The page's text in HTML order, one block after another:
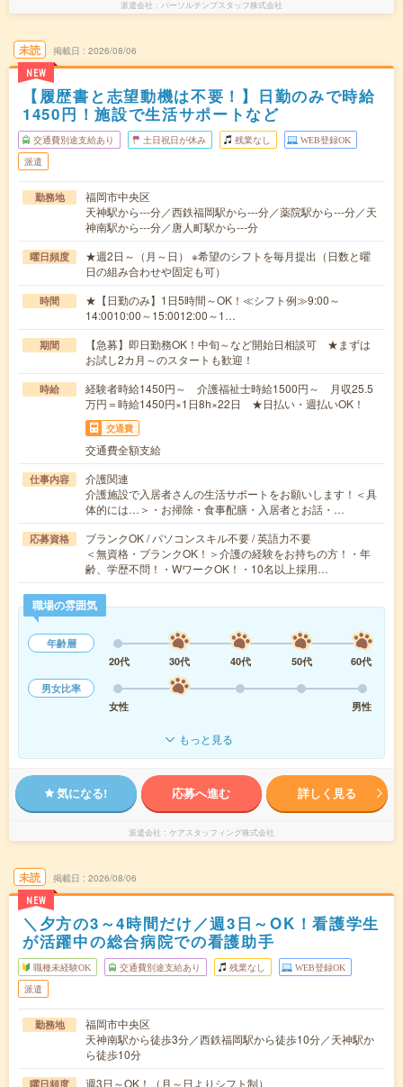
派遣会社 パーソルテンプスタッフ株式会社
未読
NEW
掲載日 2026/08/06
【履歴書と志望動機は不要！】日勤のみで時給
1450円！施設で生活サポートなど
交通費別途支給あり 土日祝日が休み 残業なし WEB登録OK
派遣
勤務地
福岡市中央区
天神駅から---分／西鉄福岡駅から---分／薬院駅から---分／天
神南駅から---分／唐人町駅から---分
曜日頻度
★週2日～（月～日） ※希望のシフトを毎月提出（日数と曜
日の組み合わせや固定も可）
時間
★【日勤のみ】1日5時間～OK！≪シフト例≫9:00～
14:0010:00～15:0012:00～1…
期間
【急募】即日勤務OK！中旬～など開始日相談可 ★まずは
お試し2カ月～のスタートも歓迎！
時給
経験者時給1450円～ 介護福祉士時給1500円～ 月収25.5
万円＝時給1450円×1日8h×22日 ★日払い・週払いOK！
交通費
交通費全額支給
仕事内容
介護関連
介護施設で入居者さんの生活サポートをお願いします！＜具
体的には…＞・お掃除・食事配膳・入居者とお話・…
応募資格
ブランクOK / パソコンスキル不要 / 英語力不要
＜無資格・ブランクOK！＞介護の経験をお持ちの方！・年
齢、学歴不問！・WワークOK！・10名以上採用…
職場の雰囲気
年齢層
20代
30代 40代 50代
60代
男女比率
女性
男性
もっと見る
気になる! 応募へ進む 詳しく見る
派遣会社 ケアスタッフィング株式会社
未読
NEW
掲載日 2026/08/06
＼夕方の3～4時間だけ／週3日～OK！看護学生
が活躍中の総合病院での看護助手
職種未経験OK 交通費別途支給あり 残業なし WEB登録OK
派遣
勤務地
福岡市中央区
天神南駅から徒歩3分／西鉄福岡駅から徒歩10分／天神駅か
ら徒歩10分
曜日頻度 週3日～OK！（月～日よりシフト制）